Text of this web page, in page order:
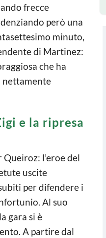
frecce
però una
minuto,
di Martinez:
che ha
nettamente
e la ripresa
Queiroz: l’eroe del
uscite
per difendere i
Al suo
gara si è
A partire dal